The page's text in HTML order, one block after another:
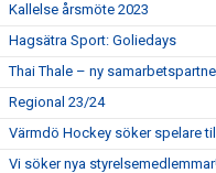
Kallelse årsmöte 2023
Hagsätra Sport: Goliedays
Thai Thale – ny
Regional 23/24
Värmdö Hockey söker spelare
Vi söker nya